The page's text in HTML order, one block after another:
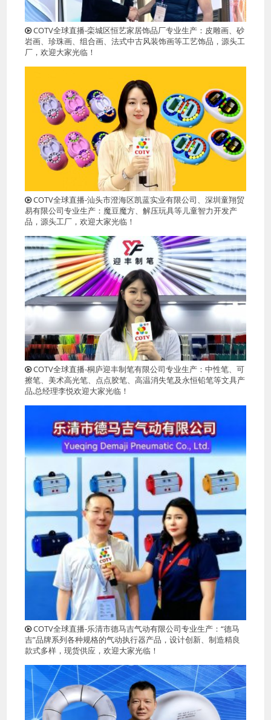
COTV全球直播-栾城区恒艺家居饰品厂专业生产：皮雕画、砂
岩画、珍珠画、组合画、法式中古风装饰画等工艺饰品，源头工
厂，欢迎大家光临！
COTV全球直播-汕头市澄海区凯蓝实业有限公司、深圳童翔贸
易有限公司专业生产：魔豆魔方、解压玩具等儿童智力开发产
品，源头工厂，欢迎大家光临！
COTV全球直播-桐庐迎丰制笔有限公司专业生产：中性笔、可
擦笔、美术高光笔、点点胶笔、高温消失笔及永恒铅笔等文具产
品,总经理李悦欢迎大家光临！
COTV全球直播-乐清市德马吉气动有限公司专业生产：“德马
吉”品牌系列各种规格的气动执行器产品，设计创新、制造精良
款式多样，现货供应，欢迎大家光临！